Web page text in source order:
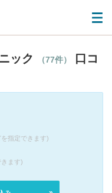
ック （77件）
口コ
指定できます)
ます)